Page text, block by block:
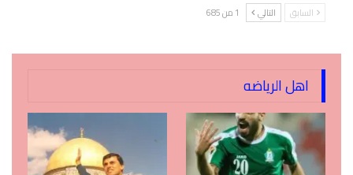
السابق التالي 1 من 685
اهل الرياضه